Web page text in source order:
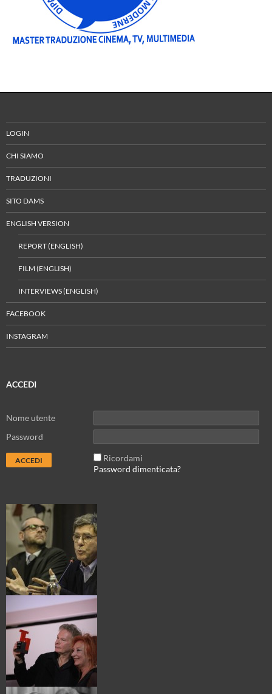
LOGIN
CHI SIAMO
TRADUZIONI
SITO DAMS
ENGLISH VERSION
REPORT (ENGLISH)
FILM (ENGLISH)
INTERVIEWS (ENGLISH)
FACEBOOK
INSTAGRAM
ACCEDI
Nome utente
Password
Ricordami
Password dimenticata?